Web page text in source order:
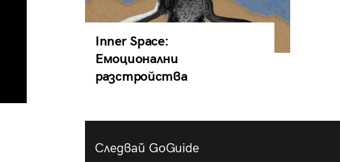
Inner Space:
Емоционални
разстройства
Следвай GoGuide